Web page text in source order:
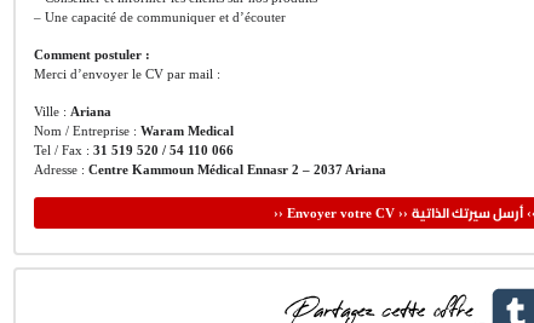
– Une capacité de communiquer et d’écouter
Comment postuler :
Merci d’envoyer le CV par mail :
Ville : Ariana
Nom / Entreprise : Waram Medical
Tel / Fax : 31 519 520 / 54 110 066
Adresse : Centre Kammoun Médical Ennasr 2 – 2037 Ariana
›› Envoyer votre CV ›› أرسل سيرتك الذاتية